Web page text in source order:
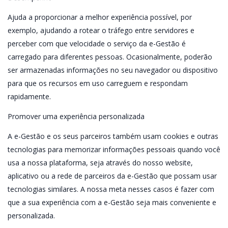
Ajuda a proporcionar a melhor experiência possível, por
exemplo, ajudando a rotear o tráfego entre servidores e
perceber com que velocidade o serviço da e-Gestão é
carregado para diferentes pessoas. Ocasionalmente, poderão
ser armazenadas informações no seu navegador ou dispositivo
para que os recursos em uso carreguem e respondam
rapidamente.
Promover uma experiência personalizada
A e-Gestão e os seus parceiros também usam cookies e outras
tecnologias para memorizar informações pessoais quando você
usa a nossa plataforma, seja através do nosso website,
aplicativo ou a rede de parceiros da e-Gestão que possam usar
tecnologias similares. A nossa meta nesses casos é fazer com
que a sua experiência com a e-Gestão seja mais conveniente e
personalizada.